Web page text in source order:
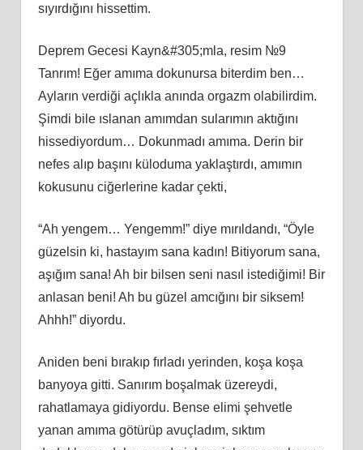
sıyırdığını hissettim.
Deprem Gecesi Kayn&#305;mla, resim №9
Tanrım! Eğer amıma dokunursa biterdim ben…
Ayların verdiği açlıkla anında orgazm olabilirdim.
Şimdi bile ıslanan amımdan sularımın aktığını
hissediyordum… Dokunmadı amıma. Derin bir
nefes alıp başını küloduma yaklaştırdı, amımın
kokusunu ciğerlerine kadar çekti,
“Ah yengem… Yengemm!” diye mırıldandı, “Öyle
güzelsin ki, hastayım sana kadın! Bitiyorum sana,
aşığım sana! Ah bir bilsen seni nasıl istediğimi! Bir
anlasan beni! Ah bu güzel amcığını bir siksem!
Ahhh!” diyordu.
Aniden beni bırakıp fırladı yerinden, koşa koşa
banyoya gitti. Sanırım boşalmak üzereydi,
rahatlamaya gidiyordu. Bense elimi şehvetle
yanan amıma götürüp avuçladım, sıktım